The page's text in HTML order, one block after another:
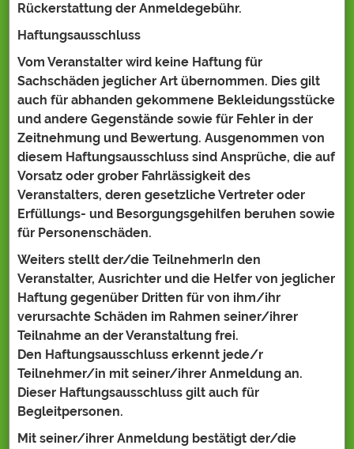
Rückerstattung der Anmeldegebühr.
Haftungsausschluss
Vom Veranstalter wird keine Haftung für
Sachschäden jeglicher Art übernommen. Dies gilt
auch für abhanden gekommene Bekleidungsstücke
und andere Gegenstände sowie für Fehler in der
Zeitnehmung und Bewertung. Ausgenommen von
diesem Haftungsausschluss sind Ansprüche, die auf
Vorsatz oder grober Fahrlässigkeit des
Veranstalters, deren gesetzliche Vertreter oder
Erfüllungs- und Besorgungsgehilfen beruhen sowie
für Personenschäden.
Weiters stellt der/die TeilnehmerIn den
Veranstalter, Ausrichter und die Helfer von jeglicher
Haftung gegenüber Dritten für von ihm/ihr
verursachte Schäden im Rahmen seiner/ihrer
Teilnahme an der Veranstaltung frei.
Den Haftungsausschluss erkennt jede/r
Teilnehmer/in mit seiner/ihrer Anmeldung an.
Dieser Haftungsausschluss gilt auch für
Begleitpersonen.
Mit seiner/ihrer Anmeldung bestätigt der/die